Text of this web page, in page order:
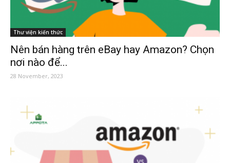
Thư viện kiến thức
Nên bán hàng trên eBay hay Amazon? Chọn
nơi nào để...
28 November, 2023